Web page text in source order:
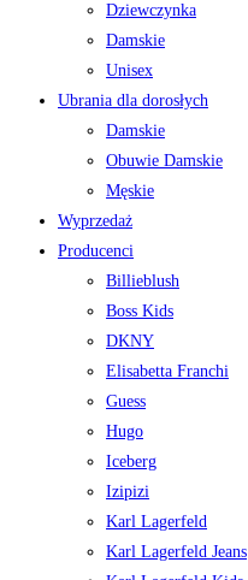
Dziewczynka
Damskie
Unisex
Ubrania dla dorosłych
Damskie
Obuwie Damskie
Męskie
Wyprzedaż
Producenci
Billieblush
Boss Kids
DKNY
Elisabetta Franchi
Guess
Hugo
Iceberg
Izipizi
Karl Lagerfeld
Karl Lagerfeld Jeans